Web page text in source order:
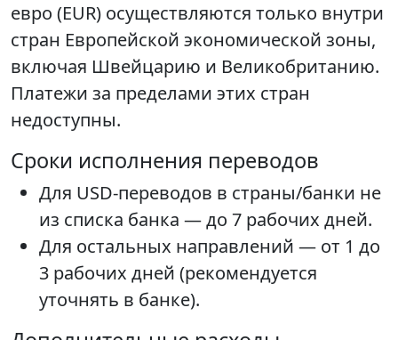
евро (EUR) осуществляются только внутри
стран Европейской экономической зоны,
включая Швейцарию и Великобританию.
Платежи за пределами этих стран
недоступны.
Сроки исполнения переводов
Для USD-переводов в страны/банки не
из списка банка — до 7 рабочих дней.
Для остальных направлений — от 1 до
3 рабочих дней (рекомендуется
уточнять в банке).